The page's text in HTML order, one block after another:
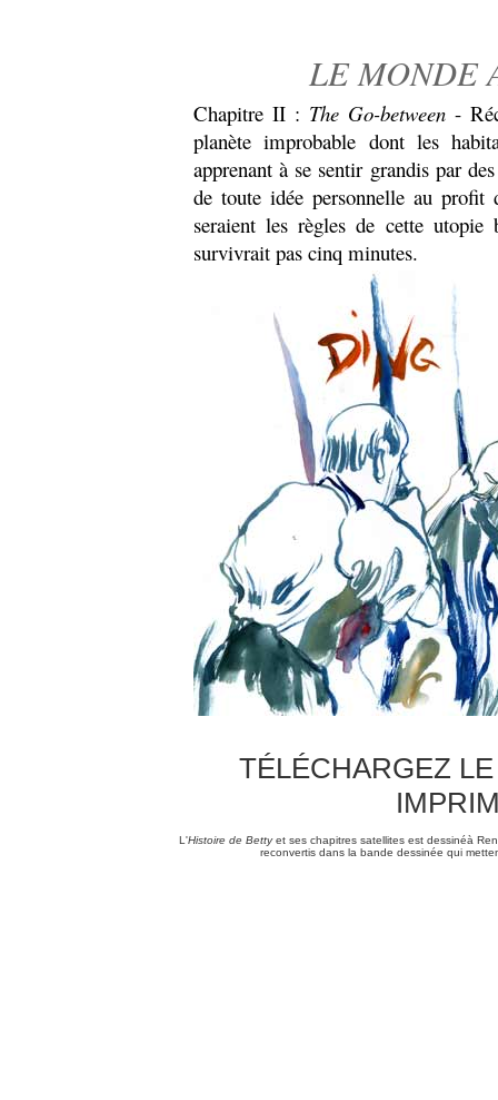
LE MONDE
Chapitre II : The Go-between -
planète improbable dont les
apprenant à se sentir grandis par
de toute idée personnelle au
seraient les règles de cette
survivrait pas cinq minutes.
TÉLÉCHARGEZ
L'Histoire de Bettyet ses chapitres satellites est dessinéà
reconvertis dans la bande dessinée qui